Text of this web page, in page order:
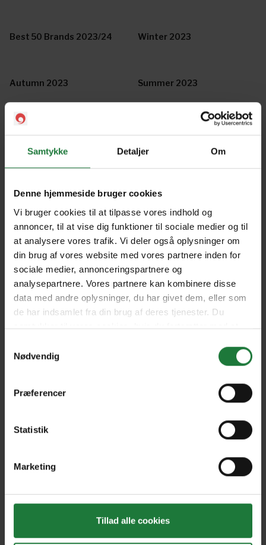
Samtykke Detaljer Om
Denne hjemmeside bruger cookies
Vi bruger cookies til at tilpasse vores indhold og
annoncer, til at vise dig funktioner til sociale medier og til
at analysere vores trafik. Vi deler også oplysninger om
din brug af vores website med vores partnere inden for
sociale medier, annonceringspartnere og
analysepartnere. Vores partnere kan kombinere disse
data med andre oplysninger, du har givet dem, eller som
de har indsamlet fra din brug af deres tjenester. Du
samtykker til vores cookies, hvis du fortsætter med at
Nødvendig
Præferencer
Statistik
Marketing
Tillad alle cookies
Best 50 Brands 2023/24 Winter 2023
Autumn 2023 Summer 2023
January 2023 (Top 50)
October 2022 September 2022
August 2022 July 2022
June 2022 May 2022
March/April 2022
Forrige Næste